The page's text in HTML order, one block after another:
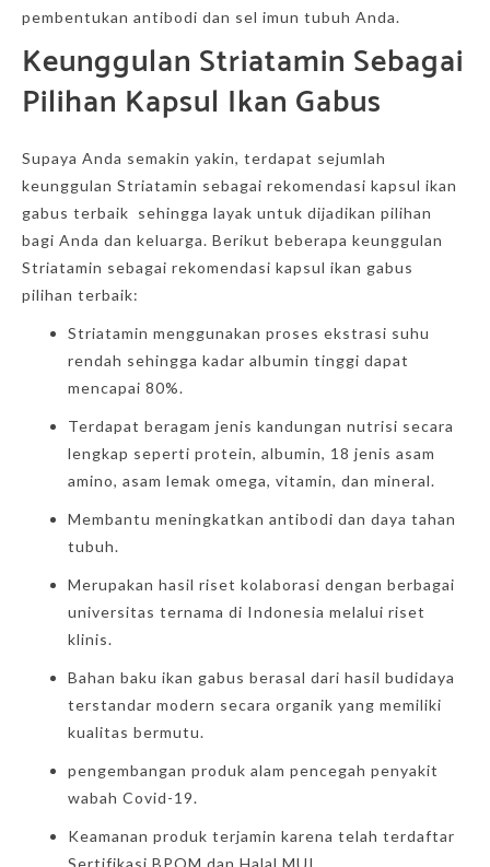
pembentukan antibodi dan sel imun tubuh Anda.
Keunggulan Striatamin Sebagai
Pilihan Kapsul Ikan Gabus
Supaya Anda semakin yakin, terdapat sejumlah
keunggulan Striatamin sebagai rekomendasi kapsul ikan
gabus terbaik sehingga layak untuk dijadikan pilihan
bagi Anda dan keluarga. Berikut beberapa keunggulan
Striatamin sebagai rekomendasi kapsul ikan gabus
pilihan terbaik:
Striatamin menggunakan proses ekstrasi suhu
rendah sehingga kadar albumin tinggi dapat
mencapai 80%.
Terdapat beragam jenis kandungan nutrisi secara
lengkap seperti protein, albumin, 18 jenis asam
amino, asam lemak omega, vitamin, dan mineral.
Membantu meningkatkan antibodi dan daya tahan
tubuh.
Merupakan hasil riset kolaborasi dengan berbagai
universitas ternama di Indonesia melalui riset
klinis.
Bahan baku ikan gabus berasal dari hasil budidaya
terstandar modern secara organik yang memiliki
kualitas bermutu.
pengembangan produk alam pencegah penyakit
wabah Covid-19.
Keamanan produk terjamin karena telah terdaftar
Sertifikasi BPOM dan Halal MUI.